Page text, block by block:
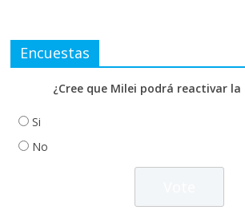
Encuestas
¿Cree que Milei podrá reactivar la
Si
No